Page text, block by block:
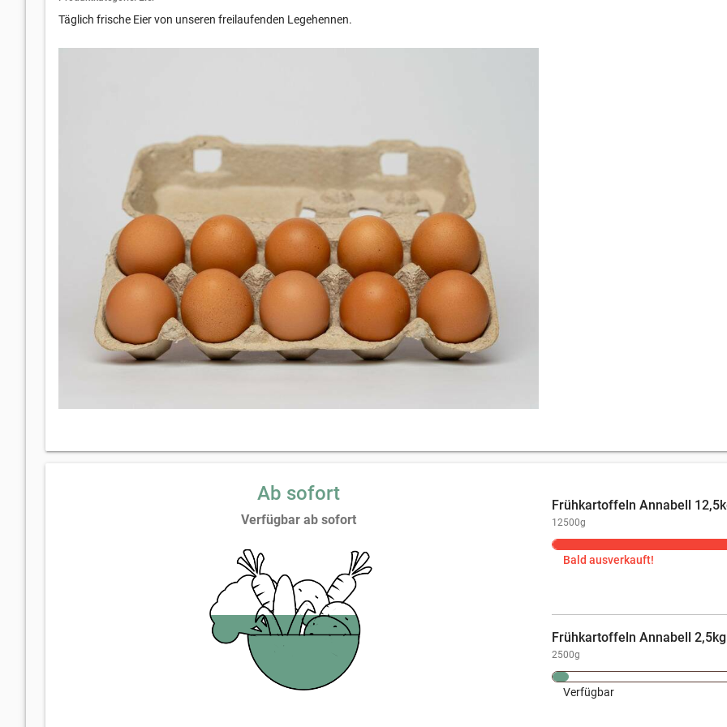
Täglich frische Eier von unseren freilaufenden Legehennen.
Ab sofort
Verfügbar ab sofort
Frühkartoffeln Annabell
12500g
Bald ausverkauft!
Frühkartoffeln Annabell
2500g
Verfügbar